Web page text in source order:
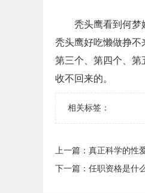
秃头鹰看到何梦
秃头鹰好吃懒做挣不
第三个、第四个、第
收不回来的。
相关标签：
上一篇： 真正科学的性
下一篇： 任职资格是什